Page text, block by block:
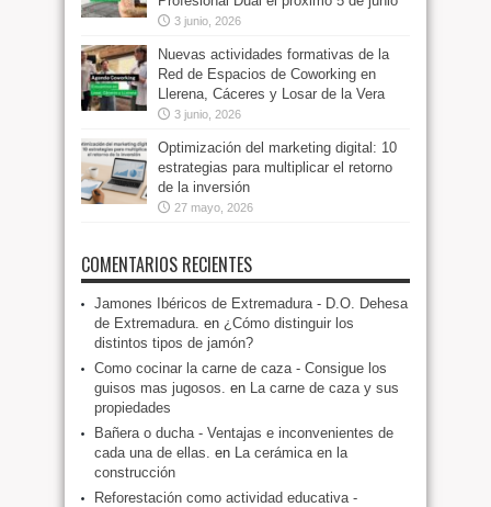
3 junio, 2026
Nuevas actividades formativas de la
Red de Espacios de Coworking en
Llerena, Cáceres y Losar de la Vera
3 junio, 2026
Optimización del marketing digital: 10
estrategias para multiplicar el retorno
de la inversión
27 mayo, 2026
COMENTARIOS RECIENTES
Jamones Ibéricos de Extremadura - D.O. Dehesa
de Extremadura. en ¿Cómo distinguir los
distintos tipos de jamón?
Como cocinar la carne de caza - Consigue los
guisos mas jugosos. en La carne de caza y sus
propiedades
Bañera o ducha - Ventajas e inconvenientes de
cada una de ellas. en La cerámica en la
construcción
Reforestación como actividad educativa -